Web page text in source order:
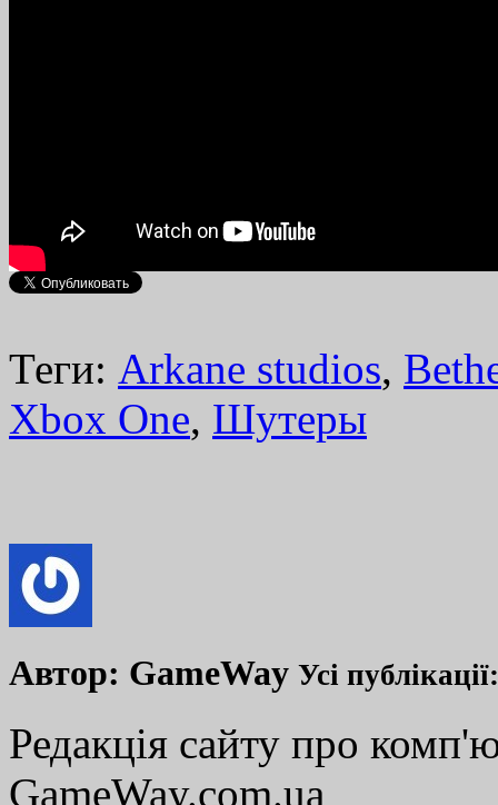
Теги: Arkane studios,
Xbox One, Шутеры
Автор: GameWay Усі
Редакція сайту про
GameWay.com.ua